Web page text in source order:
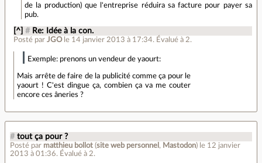
de la production) que l'entreprise réduira sa facture pour payer sa
pub.
[^] # Re: Idée à la con.
Posté parJGO le 14 janvier 2013 à 17:34. Évalué à 2.
Exemple: prenons un vendeur de yaourt:
Mais arrête de faire de la publicité comme ça pour le
yaourt ! C'est dingue ça, combien ça va me couter
encore ces âneries ?
# tout ça pour ?
Posté par matthieu bollot (site web personnel , Mastodon) le 12 janvier
2013 à 01:36. Évalué à 2.